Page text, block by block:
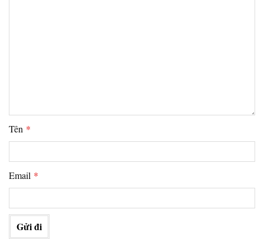
Tên *
Email *